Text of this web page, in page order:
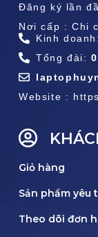
Đăng ký lần
Nơi cấp : Chi
Kinh
Tổng đài:
Website :
Giỏ hàng
Sản phẩm yêu
Theo dõi đơn